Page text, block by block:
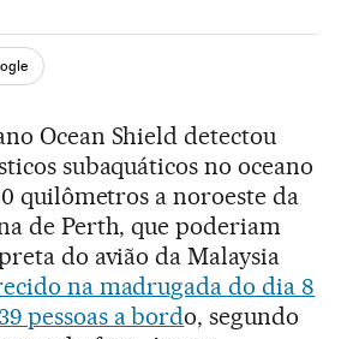
Twitter
Redes Sociales
Ocean Shield detectou
subaquáticos no oceano
quilômetros a noroeste da
de Perth, que poderiam
do avião da Malaysia
na madrugada do dia 8
pessoas a bordo, segundo